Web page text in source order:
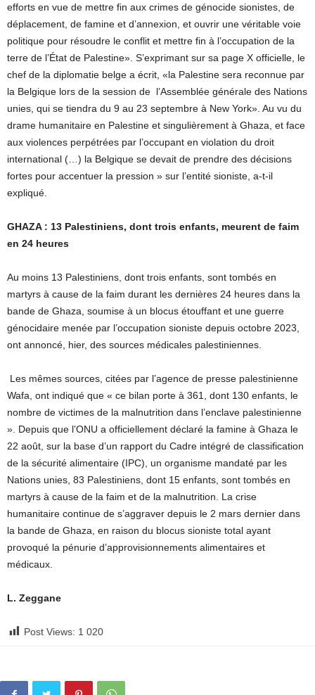
efforts en vue de mettre fin aux crimes de génocide sionistes, de
déplacement, de famine et d’annexion, et ouvrir une véritable voie
politique pour résoudre le conflit et mettre fin à l’occupation de la
terre de l’État de Palestine». S’exprimant sur sa page X officielle, le
chef de la diplomatie belge a écrit, «la Palestine sera reconnue par
la Belgique lors de la session de l’Assemblée générale des Nations
unies, qui se tiendra du 9 au 23 septembre à New York». Au vu du
drame humanitaire en Palestine et singulièrement à Ghaza, et face
aux violences perpétrées par l’occupant en violation du droit
international (…) la Belgique se devait de prendre des décisions
fortes pour accentuer la pression » sur l’entité sioniste, a-t-il
expliqué.
GHAZA : 13 Palestiniens, dont trois enfants, meurent de faim
en 24 heures
Au moins 13 Palestiniens, dont trois enfants, sont tombés en
martyrs à cause de la faim durant les dernières 24 heures dans la
bande de Ghaza, soumise à un blocus étouffant et une guerre
génocidaire menée par l’occupation sioniste depuis octobre 2023,
ont annoncé, hier, des sources médicales palestiniennes.
Les mêmes sources, citées par l’agence de presse palestinienne
Wafa, ont indiqué que « ce bilan porte à 361, dont 130 enfants, le
nombre de victimes de la malnutrition dans l’enclave palestinienne
». Depuis que l’ONU a officiellement déclaré la famine à Ghaza le
22 août, sur la base d’un rapport du Cadre intégré de classification
de la sécurité alimentaire (IPC), un organisme mandaté par les
Nations unies, 83 Palestiniens, dont 15 enfants, sont tombés en
martyrs à cause de la faim et de la malnutrition. La crise
humanitaire continue de s’aggraver depuis le 2 mars dernier dans
la bande de Ghaza, en raison du blocus sioniste total ayant
provoqué la pénurie d’approvisionnements alimentaires et
médicaux.
L. Zeggane
Post Views: 1 020